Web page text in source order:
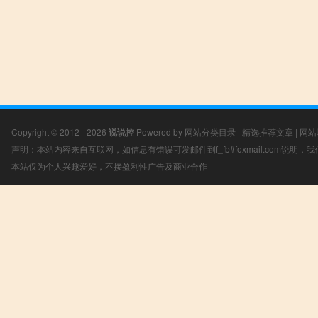
Copyright © 2012 - 2026 说说控 Powered by 网站分类目录 | 精选推荐文章 | 网
声明：本站内容来自互联网，如信息有错误可发邮件到f_fb#foxmail.com说明，
本站仅为个人兴趣爱好，不接盈利性广告及商业合作